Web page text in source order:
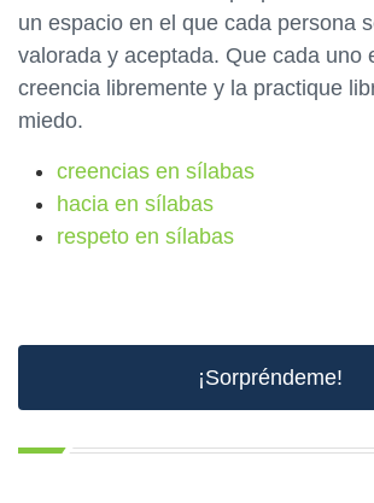
un espacio en el que cada persona
valorada y aceptada. Que cada uno
creencia libremente y la practique
miedo.
creencias en sílabas
hacia en sílabas
respeto en sílabas
¡Sorpréndeme!